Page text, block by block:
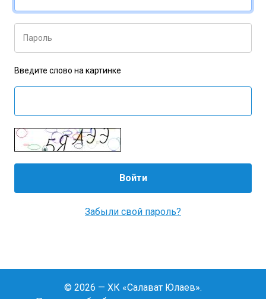
Пароль
Введите слово на картинке
Забыли свой пароль?
© 2026 — ХК «Салават Юлаев».